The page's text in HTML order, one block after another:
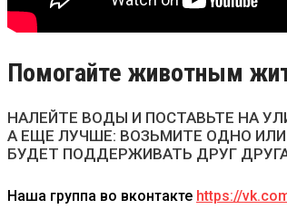
Помогайте животным
НАЛЕЙТЕ ВОДЫ И ПОСТАВЬТЕ НА
А ЕЩЕ ЛУЧШЕ: ВОЗЬМИТЕ ОДНО
БУДЕТ ПОДДЕРЖИВАТЬ ДРУГ
Наша группа во вконтакте https://